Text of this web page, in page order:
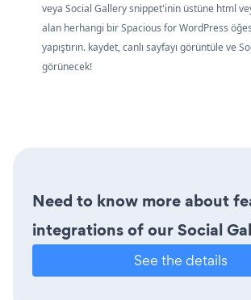
veya Social Gallery snippet'inin üstüne html
alan herhangi bir Spacious for WordPress
yapıştırın. kaydet, canlı sayfayı görüntüle ve
görünecek!
Need to know more about
integrations of our Social
See the details